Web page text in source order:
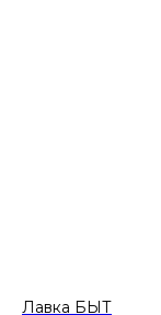
Лавка БЫТ